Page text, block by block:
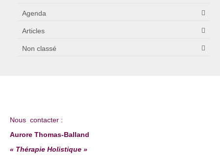
Agenda
Articles
Non classé
Nous contacter :
Aurore Thomas-Balland
« Thérapie Holistique »